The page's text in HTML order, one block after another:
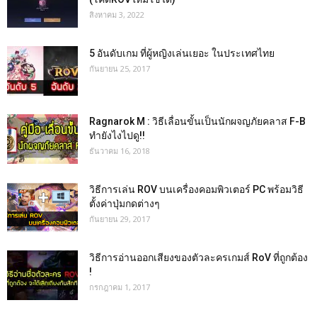
สิงหาคม 3, 2022
5 อันดับเกม ที่ผู้หญิงเล่นเยอะ ในประเทศไทย
กันยายน 25, 2017
Ragnarok M : วิธีเลื่อนขั้นเป็นนักผจญภัยคลาส F-B
ทำยังไงไปดู!!
ธันวาคม 16, 2018
วิธีการเล่น ROV บนเครื่องคอมพิวเตอร์ PC พร้อมวิธี
ตั้งค่าปุ่มกดต่างๆ
กันยายน 29, 2017
วิธีการอ่านออกเสียงของตัวละครเกมส์ RoV ที่ถูกต้อง
!
กรกฎาคม 1, 2017